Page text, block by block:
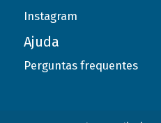
Instagram
Ajuda
Perguntas frequentes